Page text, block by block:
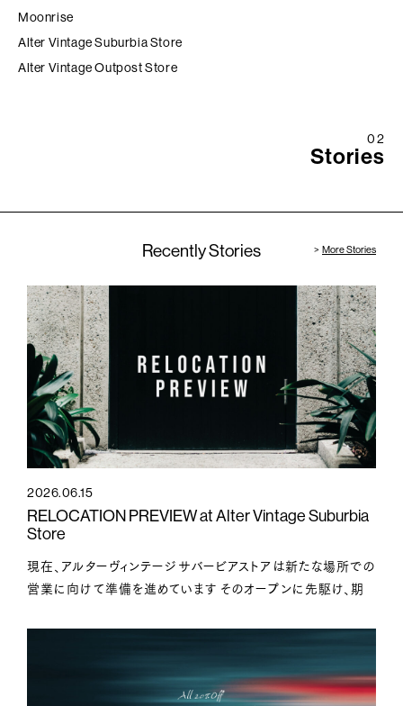
02
Stories
Moonrise
Alter Vintage Suburbia Store
Alter Vintage Outpost Store
Recently Stories More Stories
2026.06.15
RELOCATION PREVIEW at Alter Vintage Suburbia
Store
現在、アルターヴィンテージサバービアストアは新たな場所での
営業に向けて準備を進めています そのオープンに先駆け、期